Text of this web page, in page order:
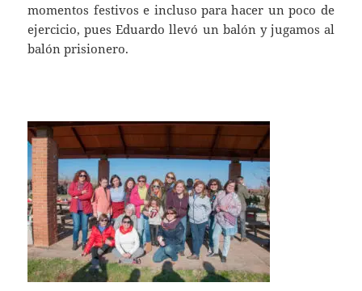
momentos festivos e incluso para hacer un poco de
ejercicio, pues Eduardo llevó un balón y jugamos al
balón prisionero.